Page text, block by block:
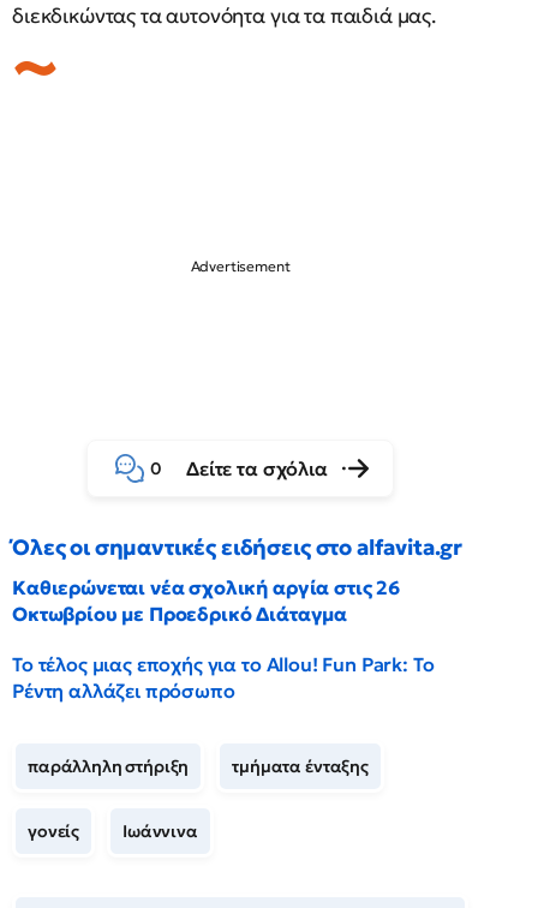
διεκδικώντας τα αυτονόητα για τα παιδιά μας.
0 Δείτε τα σχόλια
Όλες οι σημαντικές ειδήσεις στο alfavita.gr
Καθιερώνεται νέα σχολική αργία στις 26
Οκτωβρίου με Προεδρικό Διάταγμα
Το τέλος μιας εποχής για το Allou! Fun Park: Το
Ρέντη αλλάζει πρόσωπο
παράλληλη στήριξη τμήματα ένταξης
γονείς Ιωάννινα